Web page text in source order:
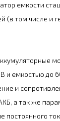
емкости
(в том числе и
и емкостью до
и
а так же
постоянного